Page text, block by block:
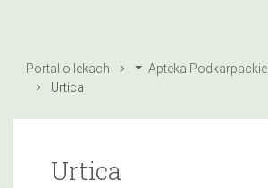
Portal o lekach Apteka Podkarpackie
Urtica
Urtica